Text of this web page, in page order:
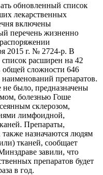
обновленный список
лекарственных
включены
перечень жизненно
2015 г. № 2724-р. В
расширен на 42
общей сложности 646
препаратов.
не было, предназначены
болезнью Гоше
склерозом,
лимфоидной,
Препараты,
назначаются людям
тканей, сообщает
завили, что
препаратов будет
в год.